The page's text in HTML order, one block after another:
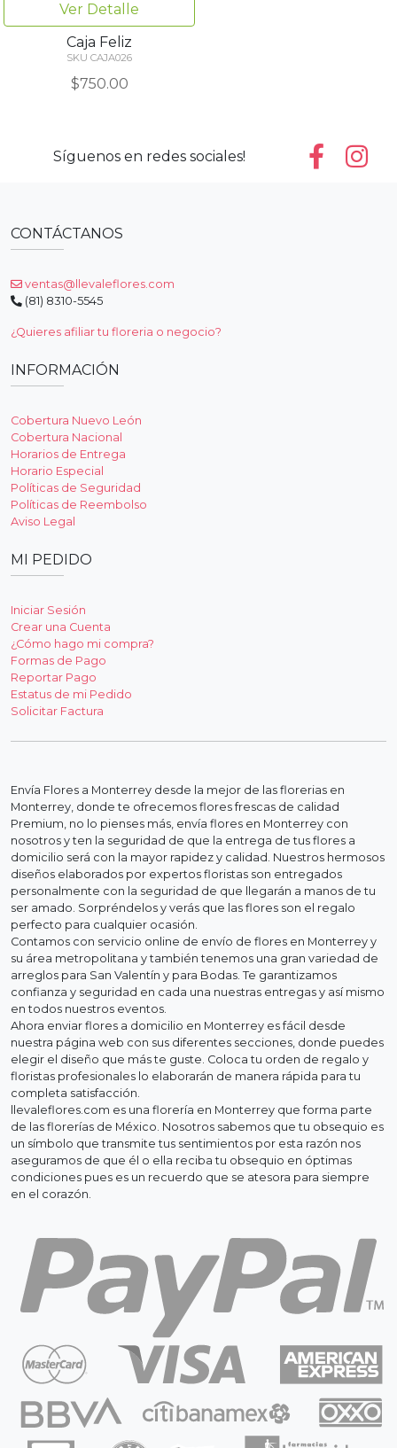
Ver Detalle
Caja Feliz
SKU CAJA026
$750.00
Síguenos en redes sociales!
CONTÁCTANOS
ventas@llevaleflores.com
(81) 8310-5545
¿Quieres afiliar tu floreria o negocio?
INFORMACIÓN
Cobertura Nuevo León
Cobertura Nacional
Horarios de Entrega
Horario Especial
Políticas de Seguridad
Políticas de Reembolso
Aviso Legal
MI PEDIDO
Iniciar Sesión
Crear una Cuenta
¿Cómo hago mi compra?
Formas de Pago
Reportar Pago
Estatus de mi Pedido
Solicitar Factura
Envía Flores a Monterrey desde la mejor de las florerias en
Monterrey, donde te ofrecemos flores frescas de calidad
Premium, no lo pienses más, envía flores en Monterrey con
nosotros y ten la seguridad de que la entrega de tus flores a
domicilio será con la mayor rapidez y calidad. Nuestros hermosos
diseños elaborados por expertos floristas son entregados
personalmente con la seguridad de que llegarán a manos de tu
ser amado. Sorpréndelos y verás que las flores son el regalo
perfecto para cualquier ocasión.
Contamos con servicio online de envío de flores en Monterrey y
su área metropolitana y también tenemos una gran variedad de
arreglos para San Valentín y para Bodas. Te garantizamos
confianza y seguridad en cada una nuestras entregas y así mismo
en todos nuestros eventos.
Ahora enviar flores a domicilio en Monterrey es fácil desde
nuestra página web con sus diferentes secciones, donde puedes
elegir el diseño que más te guste. Coloca tu orden de regalo y
floristas profesionales lo elaborarán de manera rápida para tu
completa satisfacción.
llevaleflores.com es una florería en Monterrey que forma parte
de las florerías de México. Nosotros sabemos que tu obsequio es
un símbolo que transmite tus sentimientos por esta razón nos
aseguramos de que él o ella reciba tu obsequio en óptimas
condiciones pues es un recuerdo que se atesora para siempre
en el corazón.